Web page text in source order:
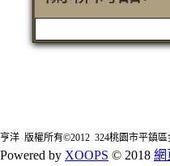
亨洋 版權所有©2012 324桃園市平鎮區
Powered by XOOPS © 2018 網